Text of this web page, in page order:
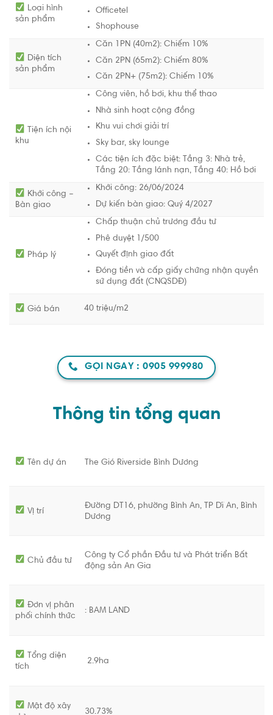
Loại hình
sản phẩm
Officetel
Shophouse
Diện tích
sản phẩm
Căn 1PN (40m2): Chiếm 10%
Căn 2PN (65m2): Chiếm 80%
Căn 2PN+ (75m2): Chiếm 10%
Tiện ích nội
khu
Công viên, hồ bơi, khu thể thao
Nhà sinh hoạt cộng đồng
Khu vui chơi giải trí
Sky bar, sky lounge
Các tiện ích đặc biệt: Tầng 3: Nhà trẻ,
Tầng 20: Tầng lánh nạn, Tầng 40: Hồ bơi
Khởi công –
Bàn giao
Khởi công: 26/06/2024
Dự kiến bàn giao: Quý 4/2027
Pháp lý
Chấp thuận chủ trương đầu tư
Phê duyệt 1/500
Quyết định giao đất
Đóng tiền và cấp giấy chứng nhận quyền
sử dụng đất (CNQSDĐ)
Giá bán 40 triệu/m2
GỌI NGAY : 0905 999980
Thông tin tổng quan
Tên dự án The Gió Riverside Bình Dương
Vị trí
Đường DT16, phường Bình An, TP Dĩ An, Bình
Dương
Chủ đầu tư
Công ty Cổ phần Đầu tư và Phát triển Bất
động sản An Gia
Đơn vị phân
phối chính thức
: BAM LAND
Tổng diện
tích
2.9ha
Mật độ xây
30.73%